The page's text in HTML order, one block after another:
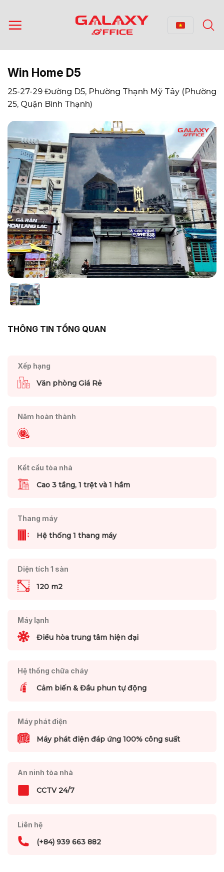
qua
nội
Win Home D5
25-27-29 Đường D5, Phường Thạnh Mỹ Tây (Phường
25, Quận Bình Thạnh)
THÔNG TIN TỔNG QUAN
Xếp hạng
Văn phòng Giá Rẻ
Năm hoàn thành
Kết cấu tòa nhà
Cao 3 tầng, 1 trệt và 1 hầm
Thang máy
Hệ thống 1 thang máy
Diện tích 1 sàn
120 m2
Máy lạnh
Điều hòa trung tâm hiện đại
Hệ thống chữa cháy
Cảm biến & Đầu phun tự động
Máy phát điện
Máy phát điện đáp ứng 100% công suất
An ninh tòa nhà
CCTV 24/7
Liên hệ
(+84) 939 663 882